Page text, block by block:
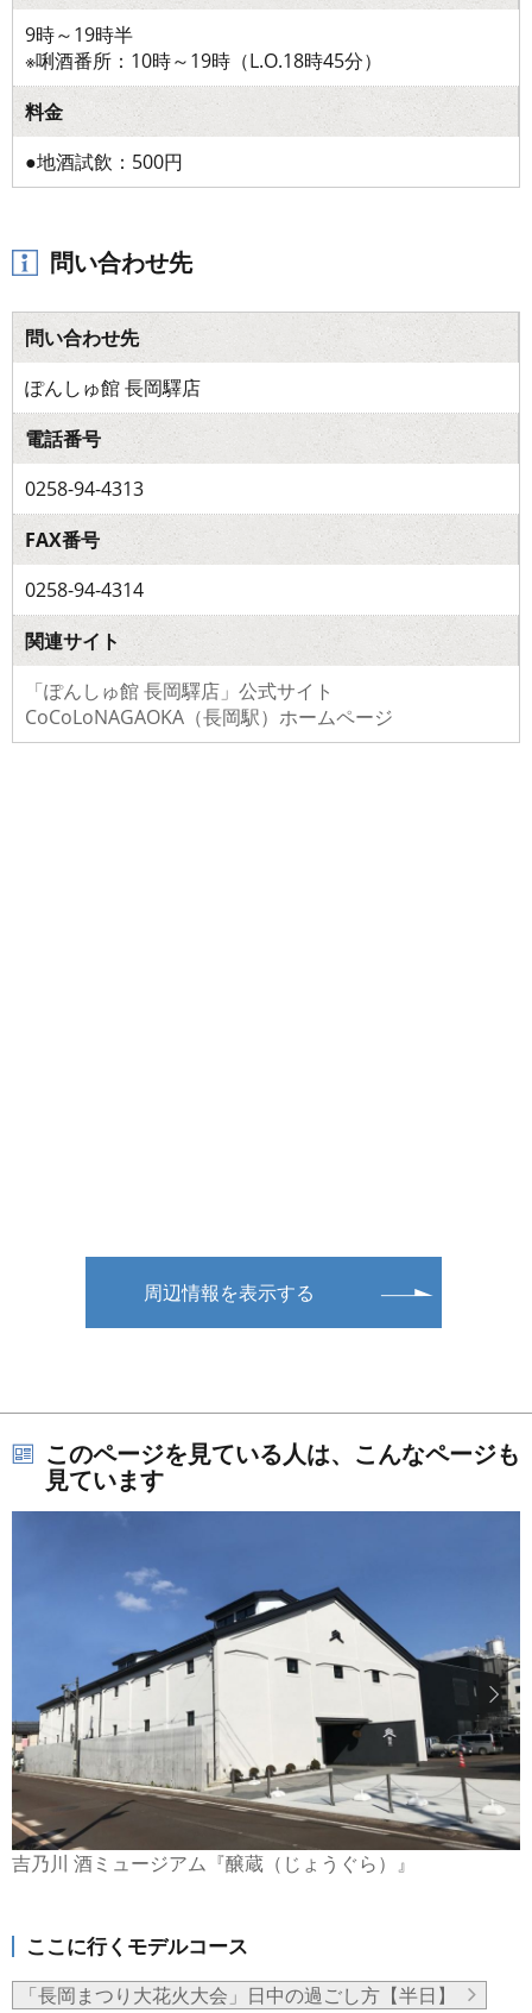
9時～19時半
※唎酒番所：10時～19時（L.O.18時45分）
料金
●地酒試飲：500円
問い合わせ先
問い合わせ先
ぽんしゅ館 長岡驛店
電話番号
0258-94-4313
FAX番号
0258-94-4314
関連サイト
「ぽんしゅ館 長岡驛店」公式サイト
CoCoLoNAGAOKA（長岡駅）ホームページ
周辺情報を表示する
このページを見ている人は、こんなページも
見ています
吉乃川 酒ミュージアム『醸蔵（じょうぐら）』
ここに行くモデルコース
「長岡まつり大花火大会」日中の過ごし方【半日】